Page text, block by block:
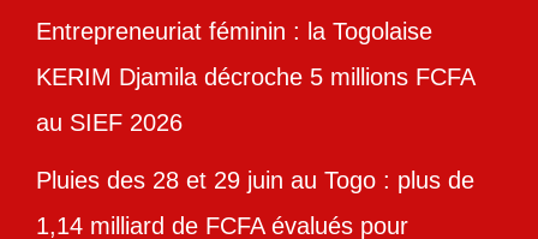
Entrepreneuriat féminin : la Togolaise
KERIM Djamila décroche 5 millions FCFA
au SIEF 2026
Pluies des 28 et 29 juin au Togo : plus de
1,14 milliard de FCFA évalués pour